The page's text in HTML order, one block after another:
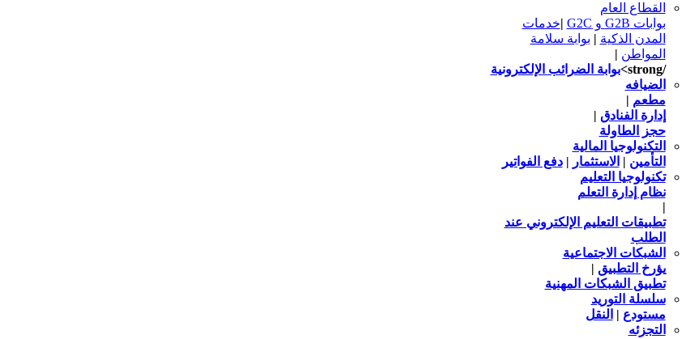
القطاع العام
بوابات G2B و G2C
|خدمات
المدن الذكية | بوابة سلامة
المواطن |
/strong>
بوابة الضرائب الإلكترونية
الضيافه
مطعم |
إدارة الفنادق |
حجز الطاولة
التكنولوجيا المالية
التأمين | الاستثمار |دفع الفواتير
تكنولوجيا التعليم
نظام إدارة التعلم
|
تطبيقات التعليم الإلكتروني عند
الطلب
الشبكات الاجتماعية
يؤرخ التطبيق |
تطبيق الشبكات المهنية
سلسلة التوريد
مستودع | النقل
التجزئه